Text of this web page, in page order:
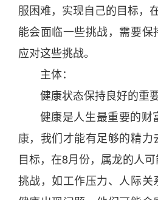
服困难，实现自己的目标，
能会面临一些挑战，需要保
应对这些挑战。
主体：
健康状态保持良好的重
健康是人生最重要的财
康，我们才能有足够的精力
目标，在8月份，属龙的人
挑战，如工作压力、人际